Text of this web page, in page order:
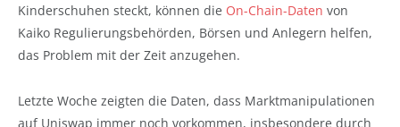
Kinderschuhen steckt, können die On-Chain-Daten von
Kaiko Regulierungsbehörden, Börsen und Anlegern helfen,
das Problem mit der Zeit anzugehen.
Letzte Woche zeigten die Daten, dass Marktmanipulationen
auf Uniswap immer noch vorkommen, insbesondere durch